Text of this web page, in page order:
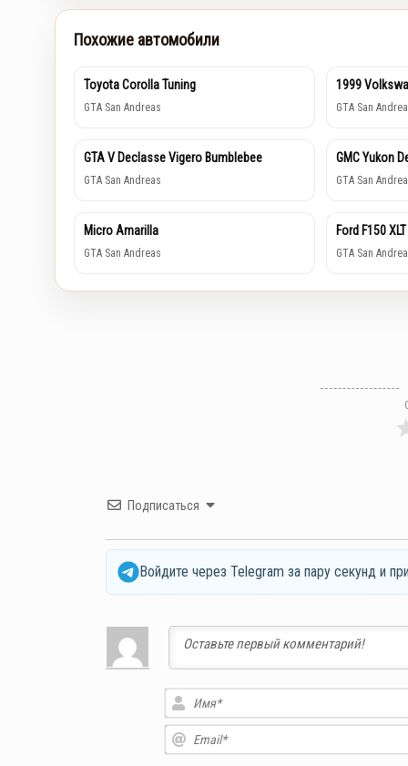
Похожие автомобили
Toyota Corolla Tuning
GTA San Andreas
1999
GTA San
GTA V Declasse Vigero Bumblebee
GTA San Andreas
GMC Yukon
GTA San
Micro Amarilla
GTA San Andreas
Ford F150 XLT
GTA San
Подписаться
Войдите через Telegram за пару секунд и